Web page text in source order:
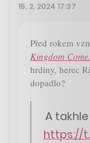
15. 2. 2024 17:37
Před rokem
Kingdom
hrdiny, herec
dopadlo?
A
https://